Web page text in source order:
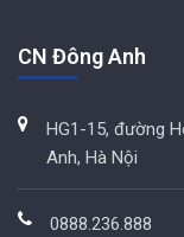
CN Đông Anh
HG1-15, đường
Anh, Hà Nội
0888.236.888